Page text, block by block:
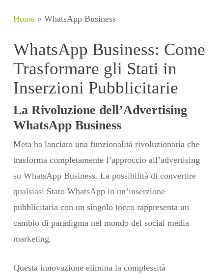
Home» WhatsApp Business
WhatsApp Business: Come
Trasformare gli Stati in
Inserzioni Pubblicitarie
La Rivoluzione dell’Advertising
WhatsApp Business
Meta ha lanciato una funzionalità rivoluzionaria che
trasforma completamente l’approccio all’advertising
su WhatsApp Business. La possibilità di convertire
qualsiasi Stato WhatsApp in un’inserzione
pubblicitaria con un singolo tocco rappresenta un
cambio di paradigma nel mondo del social media
marketing.
Questa innovazione elimina la complessità